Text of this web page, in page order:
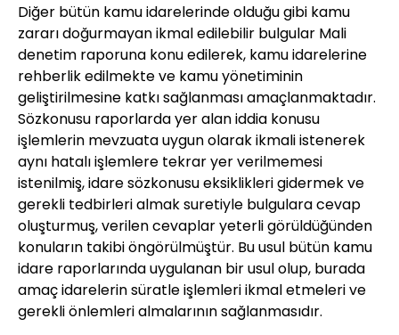
Diğer bütün kamu idarelerinde olduğu gibi kamu
zararı doğurmayan ikmal edilebilir bulgular Mali
denetim raporuna konu edilerek, kamu idarelerine
rehberlik edilmekte ve kamu yönetiminin
geliştirilmesine katkı sağlanması amaçlanmaktadır.
Sözkonusu raporlarda yer alan iddia konusu
işlemlerin mevzuata uygun olarak ikmali istenerek
aynı hatalı işlemlere tekrar yer verilmemesi
istenilmiş, idare sözkonusu eksiklikleri gidermek ve
gerekli tedbirleri almak suretiyle bulgulara cevap
oluşturmuş, verilen cevaplar yeterli görüldüğünden
konuların takibi öngörülmüştür. Bu usul bütün kamu
idare raporlarında uygulanan bir usul olup, burada
amaç idarelerin süratle işlemleri ikmal etmeleri ve
gerekli önlemleri almalarının sağlanmasıdır.